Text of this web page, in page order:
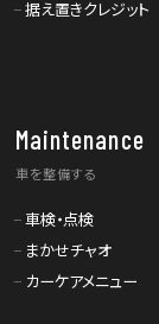
据え置きクレジット
Maintenance
車を整備する
車検・点検
まかせチャオ
カーケアメニュー